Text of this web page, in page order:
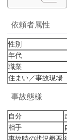
依頼者属性
性別
年代
職業
住まい／事故現場
事故態様
自分
相手